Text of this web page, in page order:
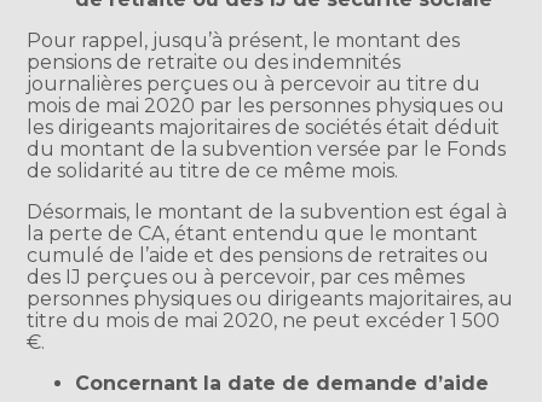
Pour rappel, jusqu’à présent, le montant des
pensions de retraite ou des indemnités
journalières perçues ou à percevoir au titre du
mois de mai 2020 par les personnes physiques ou
les dirigeants majoritaires de sociétés était déduit
du montant de la subvention versée par le Fonds
de solidarité au titre de ce même mois.
Désormais, le montant de la subvention est égal à
la perte de CA, étant entendu que le montant
cumulé de l’aide et des pensions de retraites ou
des IJ perçues ou à percevoir, par ces mêmes
personnes physiques ou dirigeants majoritaires, au
titre du mois de mai 2020, ne peut excéder 1 500
€.
Concernant la date de demande d’aide